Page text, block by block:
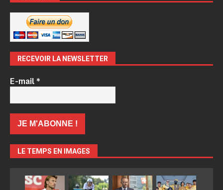
RECEVOIR LA NEWSLETTER
E-mail*
LE TEMPS EN IMAGES